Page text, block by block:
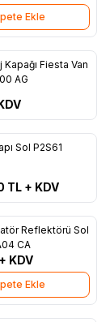
Ekle
Ekle
Kapağı Fiesta Van
AG
Ekle
P2S61
TL + KDV
Ekle
Reflektörü Sol
CA
KDV
Ekle